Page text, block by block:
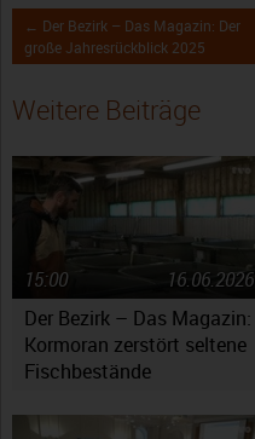
← Der Bezirk – Das Magazin: Der
große Jahresrückblick 2025
Weitere Beiträge
Der Bezirk – Das Magazin:
Kormoran zerstört seltene
Fischbestände
16.06.2026
15:00